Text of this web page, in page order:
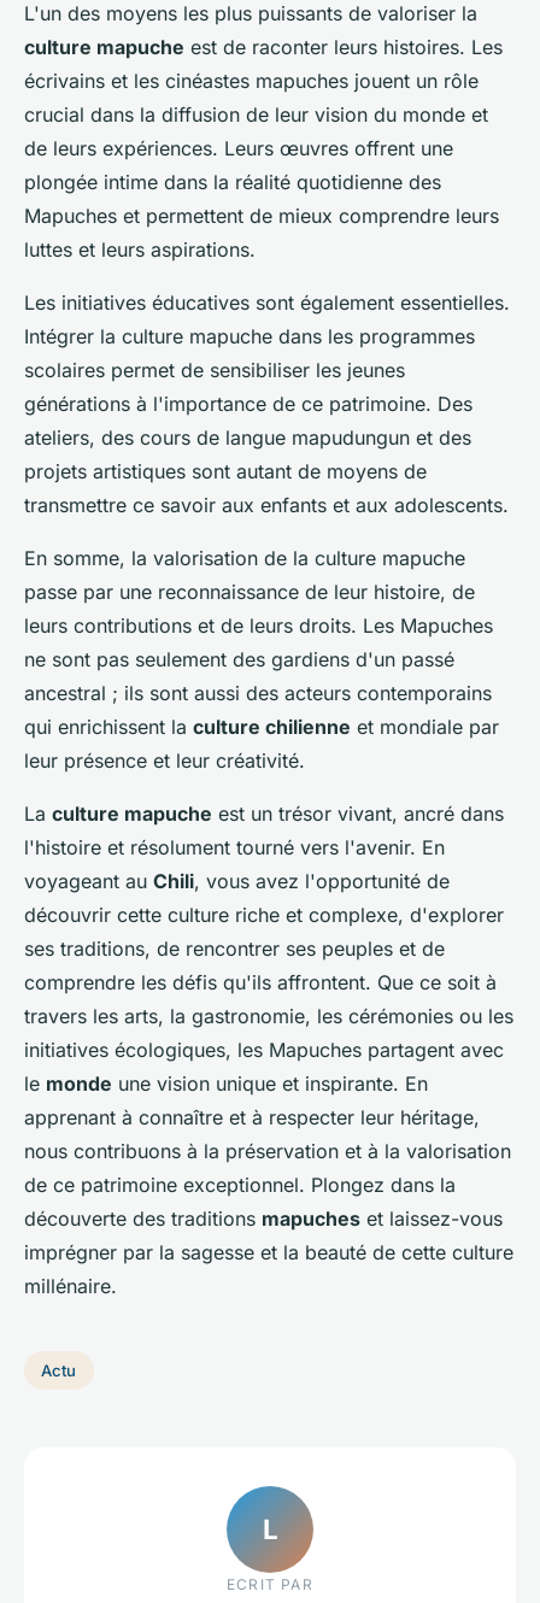
L'un des moyens les plus puissants de valoriser la
culture mapuche est de raconter leurs histoires. Les
écrivains et les cinéastes mapuches jouent un rôle
crucial dans la diffusion de leur vision du monde et
de leurs expériences. Leurs œuvres offrent une
plongée intime dans la réalité quotidienne des
Mapuches et permettent de mieux comprendre leurs
luttes et leurs aspirations.
Les initiatives éducatives sont également essentielles.
Intégrer la culture mapuche dans les programmes
scolaires permet de sensibiliser les jeunes
générations à l'importance de ce patrimoine. Des
ateliers, des cours de langue mapudungun et des
projets artistiques sont autant de moyens de
transmettre ce savoir aux enfants et aux adolescents.
En somme, la valorisation de la culture mapuche
passe par une reconnaissance de leur histoire, de
leurs contributions et de leurs droits. Les Mapuches
ne sont pas seulement des gardiens d'un passé
ancestral ; ils sont aussi des acteurs contemporains
qui enrichissent la culture chilienne et mondiale par
leur présence et leur créativité.
La culture mapuche est un trésor vivant, ancré dans
l'histoire et résolument tourné vers l'avenir. En
voyageant au Chili, vous avez l'opportunité de
découvrir cette culture riche et complexe, d'explorer
ses traditions, de rencontrer ses peuples et de
comprendre les défis qu'ils affrontent. Que ce soit à
travers les arts, la gastronomie, les cérémonies ou les
initiatives écologiques, les Mapuches partagent avec
le monde une vision unique et inspirante. En
apprenant à connaître et à respecter leur héritage,
nous contribuons à la préservation et à la valorisation
de ce patrimoine exceptionnel. Plongez dans la
découverte des traditions mapuches et laissez-vous
imprégner par la sagesse et la beauté de cette culture
millénaire.
Actu
L
ECRIT PAR